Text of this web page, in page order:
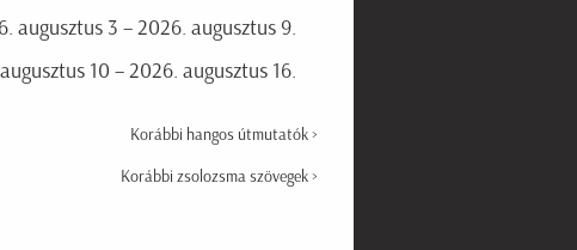
augusztus 3 – 2026. augusztus 9.
10 – 2026. augusztus 16.
Korábbi hangos útmutatók >
Korábbi zsolozsma szövegek >